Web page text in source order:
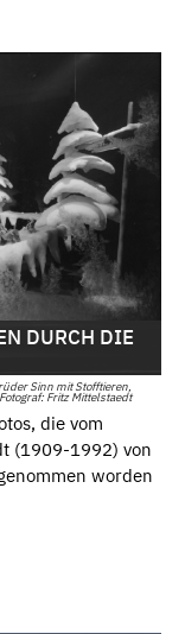
Sinn mit Stofftieren,
Fritz Mittelstaedt
DURCH DIE
die vom
(1909-1992) von
worden